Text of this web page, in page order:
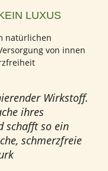
LUXUS
natürlichen
von innen
Wirkstoff.
ihres
schafft so ein
schmerzfreie